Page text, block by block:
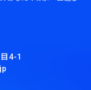
4-1